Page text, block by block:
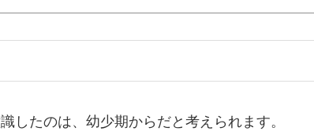
したのは、幼少期からだと考えられます。